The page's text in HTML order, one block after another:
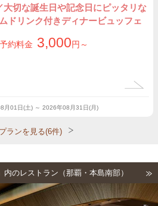
大切な誕生日や記念日にピッタリな
ドリンク付きディナービュッフェ
約料金 3,000円～
月01日(土) ～ 2026年08月31日(月)
ランを見る(6件)
のレストラン（那覇・本島南部）